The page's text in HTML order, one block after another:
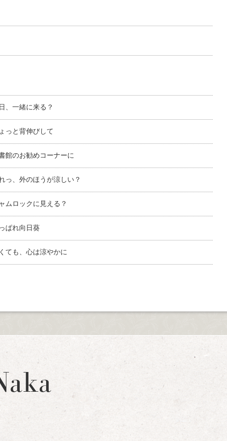
、一緒に来る？
っと背伸びして
館のお勧めコーナーに
っ、外のほうが涼しい？
ムロックに見える？
ぱれ向日葵
ても、心は涼やかに